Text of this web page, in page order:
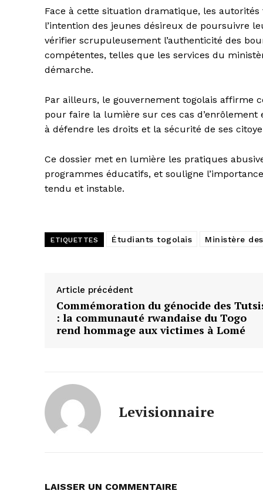
Face à cette situation dramatique, les
l’intention des jeunes désireux de poursuivre
vérifier scrupuleusement l’authenticité des
compétentes, telles que les services du
démarche.
Par ailleurs, le gouvernement togolais affirme
pour faire la lumière sur ces cas
à défendre les droits et la sécurité de ses
Ce dossier met en lumière les pratiques
programmes éducatifs, et souligne
tendu et instable.
ETIQUETTES Étudiants togolais Ministère
Article précédent
Commémoration du génocide des
: la communauté rwandaise du Togo
rend hommage aux victimes à Lomé
Levisionnaire
LAISSER UN COMMENTAIRE